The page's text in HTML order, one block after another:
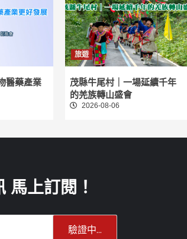
醫藥產業
旅遊
茂縣牛尾村｜一場延續千年
的羌族轉山盛會
2026-08-06
馬上訂閱！